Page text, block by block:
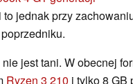
to jednak przy
jest tani. W obecnej
Ryzen 3 210 i tylko 8 GB